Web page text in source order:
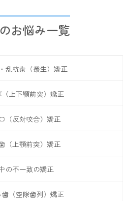
お悩み一覧
乱杭歯（叢生）矯正
（上下顎前突）矯正
（反対咬合）矯正
（上顎前突）矯正
の不一致の矯正
（空隙歯列）矯正